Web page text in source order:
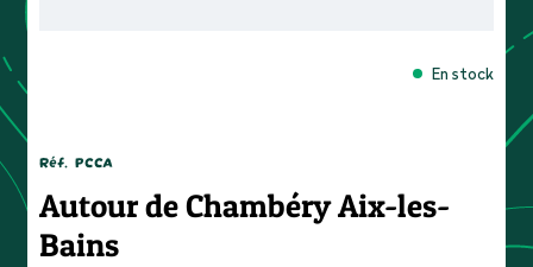
En stock
Réf. PCCA
Autour de Chambéry Aix-les-
Bains